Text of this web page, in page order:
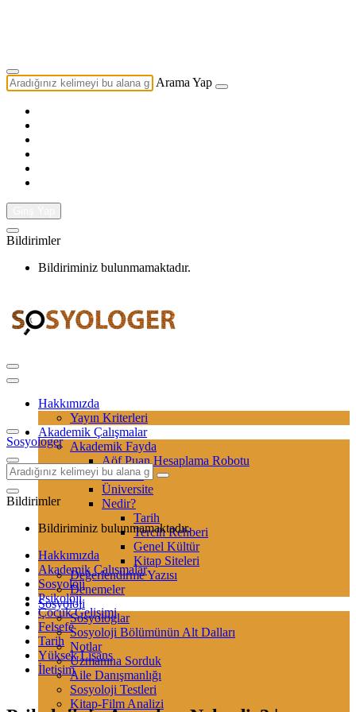
Arama Yap
Bildirimler
Bildiriminiz bulunmamaktadır.
Hakkımızda
Yayın Kriterleri
Akademik Çalışmalar
Akademik Fayda
Aöf Puan Hesaplama Robotu
Sertifika
Üniversite
Nedir?
Tarih
Tercih Rehberi
Genel Kültür
Kitap Siteleri
Değerlendirme Yazısı
Denemeler
Sosyoloji
Sosyologlar
Sosyoloji Bölümünün Alt Dalları
Notlar
Uzmanına Sorduk
Aile Danışmanlığı
Sosyoloji Testleri
Kitap-Film Analizi
Sosyologer
Bildirimler
Bildiriminiz bulunmamaktadır.
Hakkımızda
Akademik Çalışmalar
Sosyoloji
Psikoloji
Çocuk Gelişimi
Felsefe
Tarih
Yüksek Lisans
İletişim